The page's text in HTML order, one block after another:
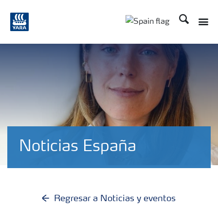
Buscar
Noticias España
Regresar a Noticias y eventos